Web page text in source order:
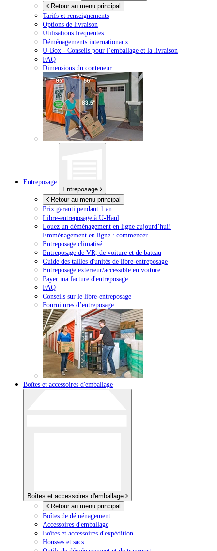
Retour au menu principal
Tarifs et renseignements
Options de livraison
Utilisations fréquentes
Déménagements internationaux
U-Box - Conseils pour l’emballage et la livraison
FAQ
Dimensions du conteneur
Entreposage
Entreposage
Retour au menu principal
Prix garanti pendant 1 an
Libre-entreposage à U-Haul
Louez un déménagement en ligne aujourd’hui!
Emménagement en ligne : commencer
Entreposage climatisé
Entreposage de VR, de voiture et de bateau
Guide des tailles d'unités de libre-entreposage
Entreposage extérieur/accessible en voiture
Payer ma facture d'entreposage
FAQ
Conseils sur le libre-entreposage
Fournitures d’entreposage
Boîtes et accessoires d'emballage
Boîtes et accessoires d'emballage
Retour au menu principal
Boîtes de déménagement
Accessoires d'emballage
Boîtes et accessoires d'expédition
Housses et sacs